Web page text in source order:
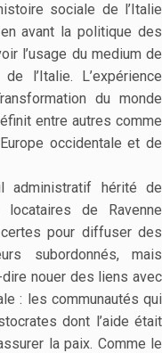
sociale de l’Italie
avant la politique des
l’usage du medium de
l’Italie. L’expérience
du monde
entre autres comme
occidentale et de
administratif hérité de
de Ravenne
certes pour diffuser des
subordonnés, mais
dire nouer des liens avec
: les communautés qui
dont l’aide était
la paix. Comme le